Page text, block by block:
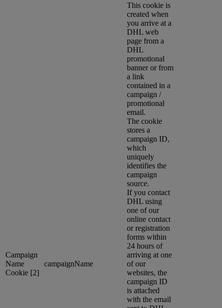
Campaign
Name
Cookie [2]
campaignName
This cookie is
created when
you arrive at a
DHL web
page from a
DHL
promotional
banner or from
a link
contained in a
campaign /
promotional
email.
The cookie
stores a
campaign ID,
which
uniquely
identifies the
campaign
source.
If you contact
DHL using
one of our
online contact
or registration
forms within
24 hours of
arriving at one
of our
websites, the
campaign ID
is attached
with the email